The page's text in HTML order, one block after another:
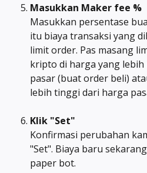
Masukkan Maker fee %
Masukkan persentase
itu biaya transaksi yang
limit order. Pas masang
kripto di harga yang
pasar (buat order beli)
lebih tinggi dari harga
Klik "Set"
Konfirmasi perubahan
"Set". Biaya baru
paper bot.